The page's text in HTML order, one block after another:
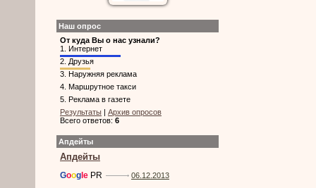
Наш опрос
От куда Вы о нас узнали?
1. Интернет
2. Друзья
3. Наружняя реклама
4. Маршрутное такси
5. Реклама в газете
Результаты | Архив опросов
Всего ответов: 6
Апдейты
Апдейты
Goog le PR 06.12.2013